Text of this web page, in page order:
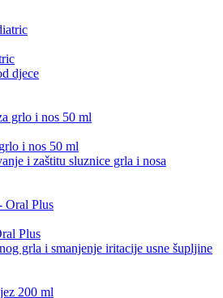
djece
i nos 50 ml
i zaštitu sluznice grla i nosa
Plus
grla i smanjenje iritacije usne šupljine